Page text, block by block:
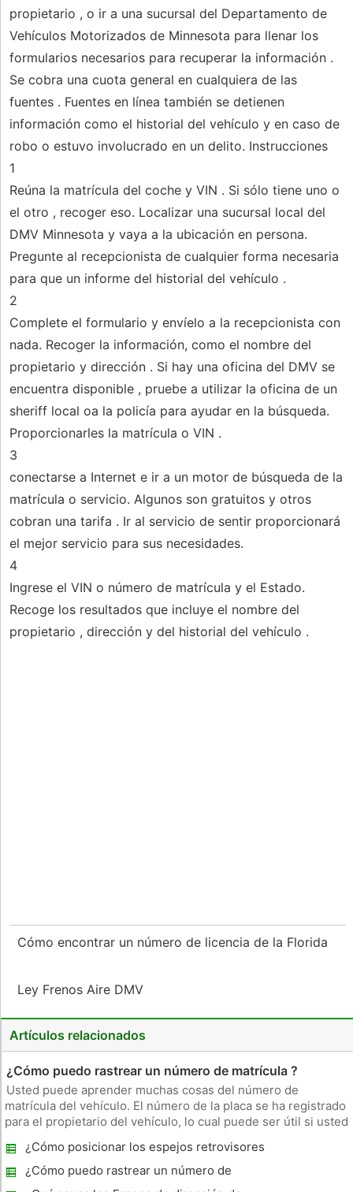
propietario , o ir a una sucursal del Departamento de
Vehículos Motorizados de Minnesota para llenar los
formularios necesarios para recuperar la información .
Se cobra una cuota general en cualquiera de las
fuentes . Fuentes en línea también se detienen
información como el historial del vehículo y en caso de
robo o estuvo involucrado en un delito. Instrucciones
1
Reúna la matrícula del coche y VIN . Si sólo tiene uno o
el otro , recoger eso. Localizar una sucursal local del
DMV Minnesota y vaya a la ubicación en persona.
Pregunte al recepcionista de cualquier forma necesaria
para que un informe del historial del vehículo .
2
Complete el formulario y envíelo a la recepcionista con
nada. Recoger la información, como el nombre del
propietario y dirección . Si hay una oficina del DMV se
encuentra disponible , pruebe a utilizar la oficina de un
sheriff local oa la policía para ayudar en la búsqueda.
Proporcionarles la matrícula o VIN .
3
conectarse a Internet e ir a un motor de búsqueda de la
matrícula o servicio. Algunos son gratuitos y otros
cobran una tarifa . Ir al servicio de sentir proporcionará
el mejor servicio para sus necesidades.
4
Ingrese el VIN o número de matrícula y el Estado.
Recoge los resultados que incluye el nombre del
propietario , dirección y del historial del vehículo .
Cómo encontrar un número de licencia de la Florida
Ley Frenos Aire DMV
Artículos relacionados
¿Cómo puedo rastrear un número de matrícula ?
Usted puede aprender muchas cosas del número de
matrícula del vehículo. El número de la placa se ha registrado
para el propietario del vehículo, lo cual puede ser útil si usted
seguimiento de un número de matrícula varias maneras,
desde hacerlo us
¿Cómo posicionar los espejos retrovisores
de mi coche?
¿Cómo puedo rastrear un número de